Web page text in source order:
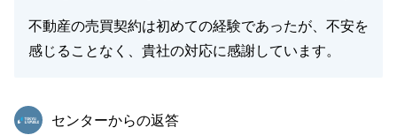
不動産の売買契約は初めての経験であったが、不安を
感じることなく、貴社の対応に感謝しています。
東急リバブル
センターからの返答